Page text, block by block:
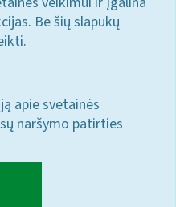
Be šių slapukų
apie svetainės
naršymo patirties